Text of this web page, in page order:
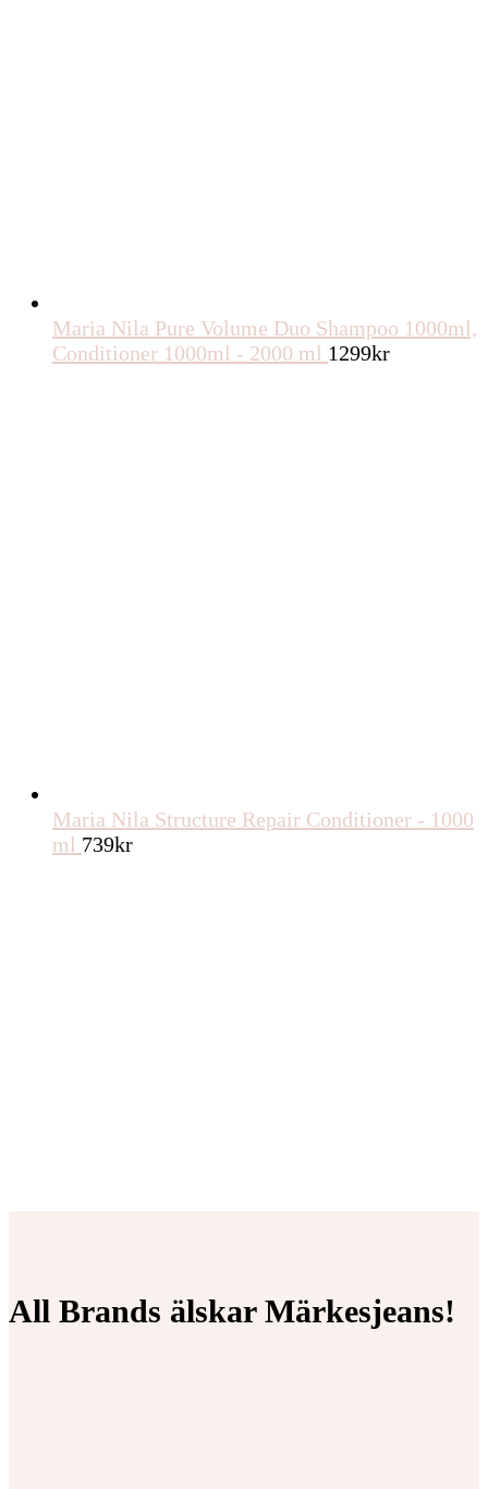
Maria Nila Pure Volume Duo Shampoo 1000ml,
Conditioner 1000ml - 2000 ml 1299kr
Maria Nila Structure Repair Conditioner - 1000
ml 739kr
All Brands älskar Märkesjeans!